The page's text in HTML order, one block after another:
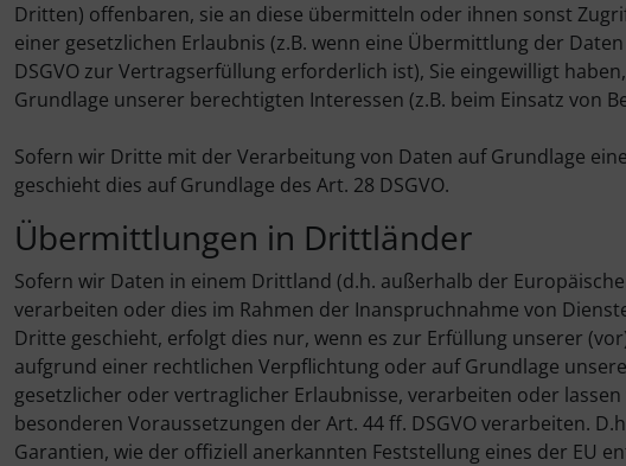
Dritten) offenbaren, sie an diese übermitteln oder ihnen sonst
einer gesetzlichen Erlaubnis (z.B. wenn eine Übermittlung der
DSGVO zur Vertragserfüllung erforderlich ist), Sie eingewilligt
Grundlage unserer berechtigten Interessen (z.B. beim Einsatz von
Sofern wir Dritte mit der Verarbeitung von Daten auf Grundlage
geschieht dies auf Grundlage des Art. 28 DSGVO.
Übermittlungen in Drittländer
Sofern wir Daten in einem Drittland (d.h. außerhalb der
verarbeiten oder dies im Rahmen der Inanspruchnahme von
Dritte geschieht, erfolgt dies nur, wenn es zur Erfüllung unserer
aufgrund einer rechtlichen Verpflichtung oder auf Grundlage
gesetzlicher oder vertraglicher Erlaubnisse, verarbeiten oder
besonderen Voraussetzungen der Art. 44 ff. DSGVO verarbeiten.
Garantien, wie der offiziell anerkannten Feststellung eines der EU